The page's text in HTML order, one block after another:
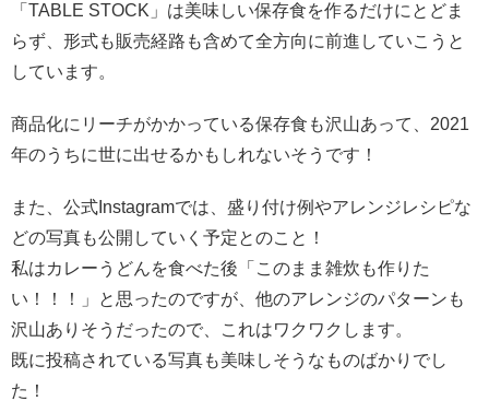
「TABLE STOCK」は美味しい保存食を作るだけにとどま
らず、形式も販売経路も含めて全方向に前進していこうと
しています。
商品化にリーチがかかっている保存食も沢山あって、2021
年のうちに世に出せるかもしれないそうです！
また、公式Instagramでは、盛り付け例やアレンジレシピな
どの写真も公開していく予定とのこと！
私はカレーうどんを食べた後「このまま雑炊も作りた
い！！！」と思ったのですが、他のアレンジのパターンも
沢山ありそうだったので、これはワクワクします。
既に投稿されている写真も美味しそうなものばかりでし
た！